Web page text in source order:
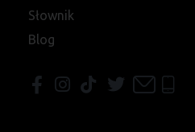
Słownik
Blog